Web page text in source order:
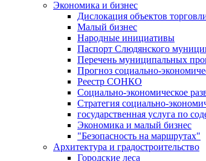
Экономика и бизнес
Дислокация объектов
Малый бизнес
Народные инициативы
Паспорт Слюдянского
Перечень муниципальных
Прогноз социально-
Реестр СОНКО
Социально-экономическое
Стратегия социально-
государственная услуга по
Экономика и малый бизнес
"Безопасность на маршрутах"
Архитектура и градостроительство
Городские леса